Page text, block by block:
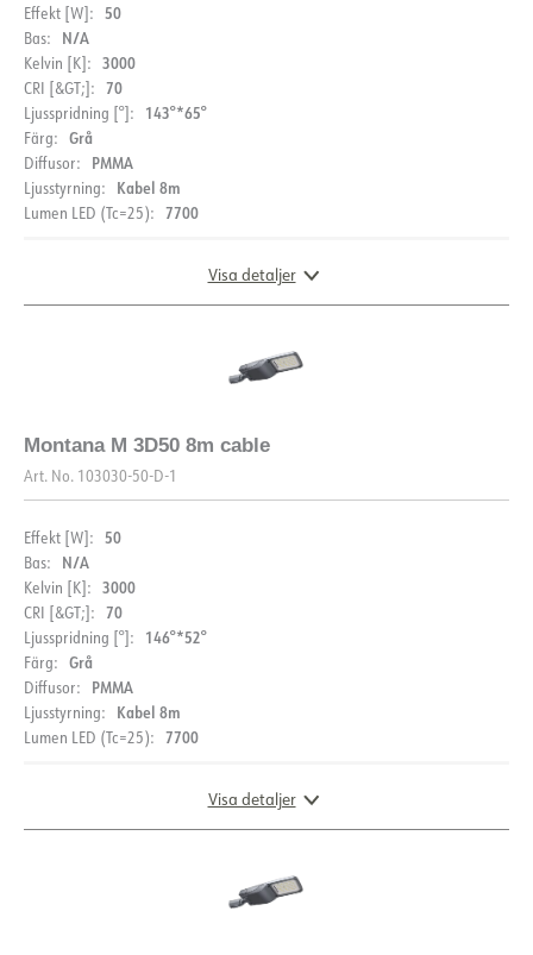
Effekt [W]: 50
Bas: N/A
Kelvin [K]: 3000
CRI [&GT;]: 70
Ljusspridning [°]: 143°*65°
Färg: Grå
Diffusor: PMMA
Ljusstyrning: Kabel 8m
Lumen LED (Tc=25): 7700
Visa detaljer
Montana M 3D50 8m cable
Art. No. 103030-50-D-1
Effekt [W]: 50
Bas: N/A
Kelvin [K]: 3000
CRI [&GT;]: 70
Ljusspridning [°]: 146°*52°
Färg: Grå
Diffusor: PMMA
Ljusstyrning: Kabel 8m
Lumen LED (Tc=25): 7700
Visa detaljer